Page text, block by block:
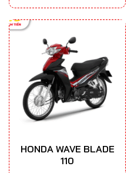
HONDA WAVE BLADE
110